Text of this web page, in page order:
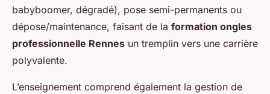
babyboomer, dégradé), pose semi-permanents ou
dépose/maintenance, faisant de la formation ongles
professionnelle Rennes un tremplin vers une carrière
polyvalente.
L’enseignement comprend également la gestion de